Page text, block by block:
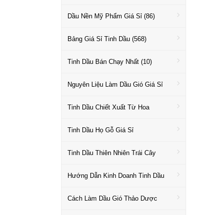
Dầu Nền Mỹ Phẩm Giá Sỉ (86)
Bảng Giá Sỉ Tinh Dầu (568)
Tinh Dầu Bán Chạy Nhất (10)
Nguyên Liệu Làm Dầu Gió Giá Sỉ
Tinh Dầu Chiết Xuất Từ Hoa
Tinh Dầu Họ Gỗ Giá Sỉ
Tinh Dầu Thiên Nhiên Trái Cây
Hướng Dẫn Kinh Doanh Tinh Dầu
Cách Làm Dầu Gió Thảo Dược